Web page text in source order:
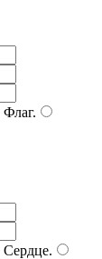
Флаг.
Сердце.